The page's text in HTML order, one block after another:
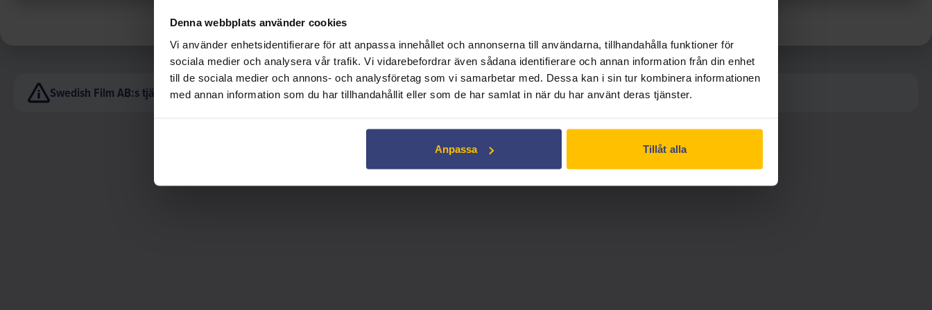
Denna webbplats använder cookies
Vi använder enhetsidentifierare för att anpassa innehållet och annonserna till användarna, tillhandahålla funktioner för
sociala medier och analysera vår trafik. Vi vidarebefordrar även sådana identifierare och annan information från din enhet
till de sociala medier och annons- och analysföretag som vi samarbetar med. Dessa kan i sin tur kombinera informationen
med annan information som du har tillhandahållit eller som de har samlat in när du har använt deras tjänster.
Anpassa Tillåt alla
Swedish Film AB:s tjänster är endast avsedda för institutionell visning. För privat bruk, vänligen utforska andra lämpliga alternativ.